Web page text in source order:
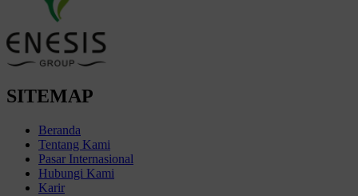
SITEMAP
Beranda
Tentang Kami
Pasar Internasional
Hubungi Kami
Karir